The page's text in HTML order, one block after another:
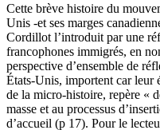
Cette brève histoire du
Unis -et ses marges
Cordillot l’introduit par une
francophones immigrés, en
perspective d’ensemble de
États-Unis, importent car leur
de la micro-histoire, repère «
masse et au processus
d’accueil (p 17). Pour le